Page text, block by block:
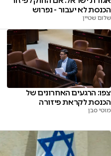
הכנסת לא יעבור - נפרוש
שלום שטיין
צפו: הרגעים האחרונים של
הכנסת לקראת פיזורה
מוטי סבן